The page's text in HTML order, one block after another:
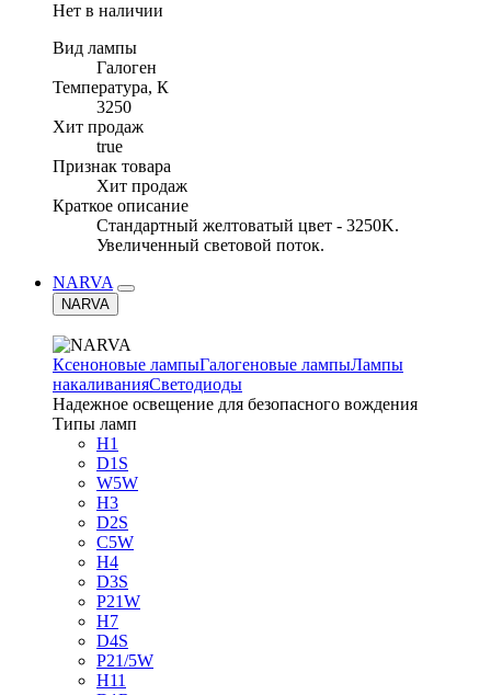
Нет в наличии
Вид лампы
Галоген
Температура, К
3250
Хит продаж
true
Признак товара
Хит продаж
Краткое описание
Стандартный желтоватый цвет - 3250K.
Увеличенный световой поток.
NARVA
NARVA
Ксеноновые лампыГалогеновые лампыЛампы
накаливанияСветодиоды
Надежное освещение для безопасного вождения
Типы ламп
H1
D1S
W5W
H3
D2S
C5W
H4
D3S
P21W
H7
D4S
P21/5W
H11